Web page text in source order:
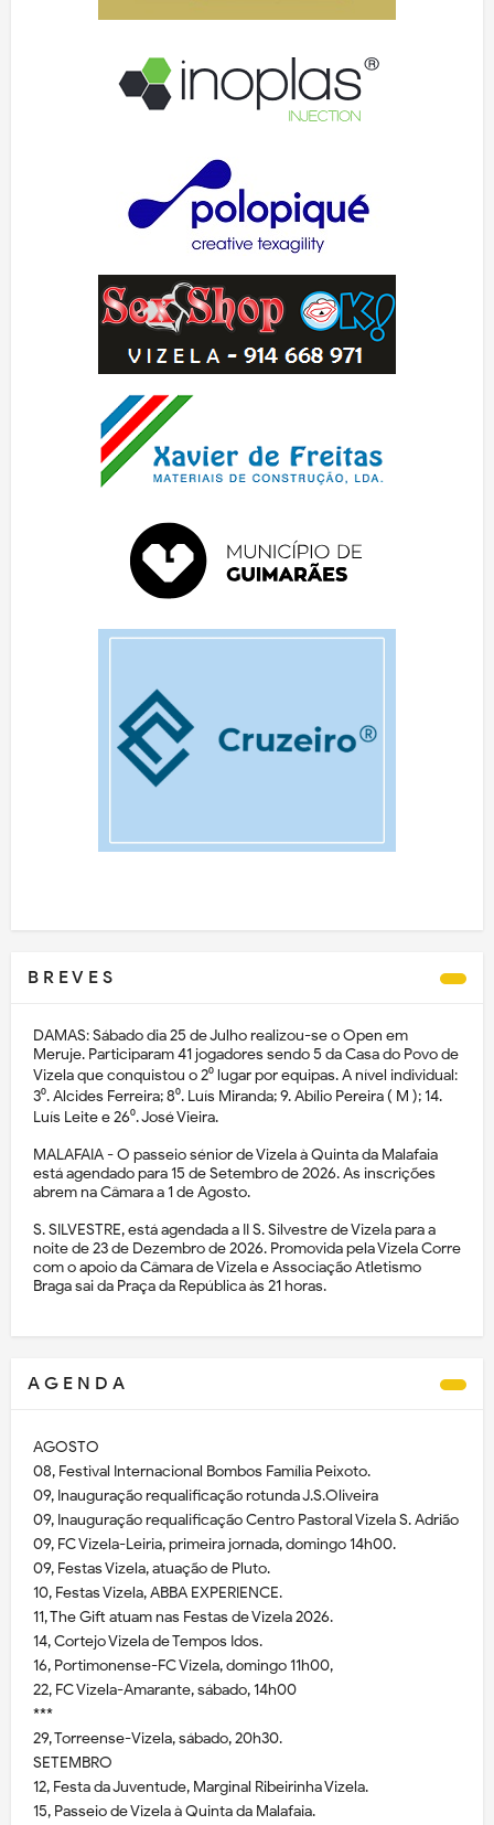
B R E V E S
DAMAS: Sábado dia 25 de Julho realizou-se o Open em
Meruje. Participaram 41 jogadores sendo 5 da Casa do Povo de
Vizela que conquistou o 2⁰ lugar por equipas. A nível individual:
3⁰. Alcides Ferreira; 8⁰. Luís Miranda; 9. Abílio Pereira ( M ); 14.
Luís Leite e 26⁰. José Vieira.
MALAFAIA - O passeio sénior de Vizela à Quinta da Malafaia
está agendado para 15 de Setembro de 2026. As inscrições
abrem na Câmara a 1 de Agosto.
S. SILVESTRE, está agendada a II S. Silvestre de Vizela para a
noite de 23 de Dezembro de 2026. Promovida pela Vizela Corre
com o apoio da Câmara de Vizela e Associação Atletismo
Braga sai da Praça da República às 21 horas.
A G E N D A
AGOSTO
08, Festival Internacional Bombos Família Peixoto.
09, Inauguração requalificação rotunda J.S.Oliveira
09, Inauguração requalificação Centro Pastoral Vizela S. Adrião
09, FC Vizela-Leiria, primeira jornada, domingo 14h00.
09, Festas Vizela, atuação de Pluto.
10, Festas Vizela, ABBA EXPERIENCE.
11, The Gift atuam nas Festas de Vizela 2026.
14, Cortejo Vizela de Tempos Idos.
16, Portimonense-FC Vizela, domingo 11h00,
22, FC Vizela-Amarante, sábado, 14h00
***
29, Torreense-Vizela, sábado, 20h30.
SETEMBRO
12, Festa da Juventude, Marginal Ribeirinha Vizela.
15, Passeio de Vizela à Quinta da Malafaia.